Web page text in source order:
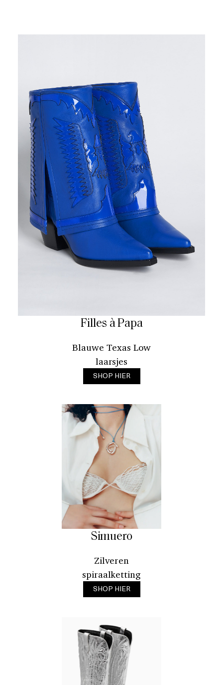
Filles à Papa
Blauwe Texas Low
laarsjes
SHOP HIER
Simuero
Zilveren
spiraalketting
SHOP HIER